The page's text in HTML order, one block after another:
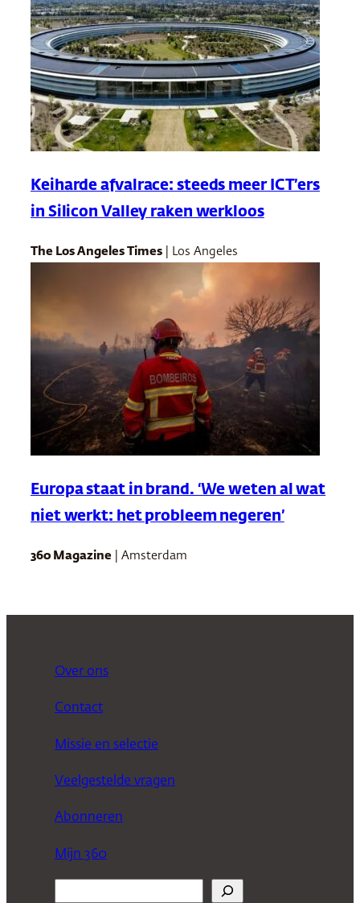
Keiharde afvalrace: steeds meer ICT’ers
in Silicon Valley raken werkloos
The Los Angeles Times | Los Angeles
Europa staat in brand. ‘We weten al wat
niet werkt: het probleem negeren’
360 Magazine | Amsterdam
Over ons
Contact
Missie en selectie
Veelgestelde vragen
Abonneren
Mijn 360